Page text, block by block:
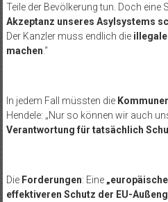
Teile der Bevölkerung tun. Doch eine
Akzeptanz unseres Asylsystems
Der Kanzler muss endlich die
machen .“
In jedem Fall müssten die
Hendele: „Nur so können wir auch
Verantwortung für tatsächlich
Die Forderungen: Eine
effektiveren Schutz der EU-